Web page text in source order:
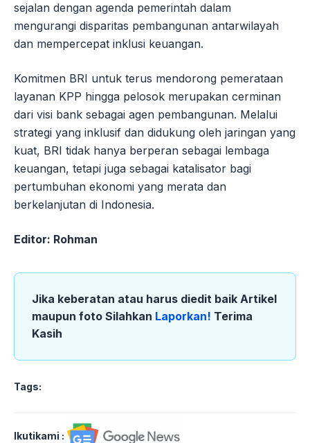
sejalan dengan agenda pemerintah dalam
mengurangi disparitas pembangunan antarwilayah
dan mempercepat inklusi keuangan.
Komitmen BRI untuk terus mendorong pemerataan
layanan KPP hingga pelosok merupakan cerminan
dari visi bank sebagai agen pembangunan. Melalui
strategi yang inklusif dan didukung oleh jaringan yang
kuat, BRI tidak hanya berperan sebagai lembaga
keuangan, tetapi juga sebagai katalisator bagi
pertumbuhan ekonomi yang merata dan
berkelanjutan di Indonesia.
Editor: Rohman
Jika keberatan atau harus diedit baik Artikel
maupun foto Silahkan Laporkan! Terima
Kasih
Tags:
Ikutikami :